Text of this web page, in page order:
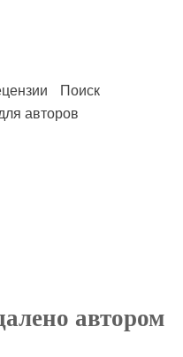
Поиск
авторов
автором